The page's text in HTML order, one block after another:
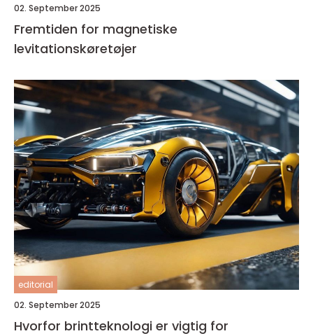
02. September 2025
Fremtiden for magnetiske
levitationskøretøjer
editorial
02. September 2025
Hvorfor brintteknologi er vigtig for